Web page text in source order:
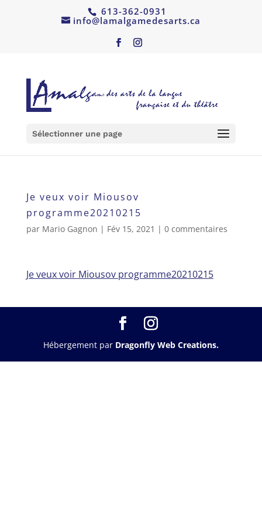
613-362-0931
info@lamalgamedesarts.ca
Sélectionner une page
Je veux voir Miousov
programme20210215
par Mario Gagnon | Fév 15, 2021 | 0 commentaires
Je veux voir Miousov programme20210215
Hébergement par Dragonfly Web Creations.